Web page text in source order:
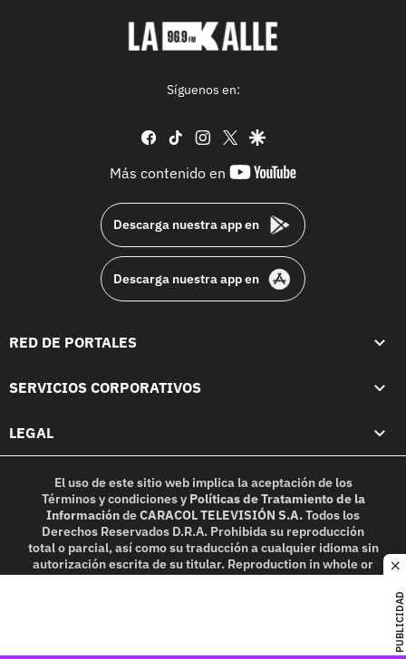
PUBLICIDAD
Síguenos en:
facebook
tiktok instagram
twittergoogle
Más contenido en
youtube-
Descarga nuestra app en
Descarga nuestra app en
RED DE PORTALES
SERVICIOS CORPORATIVOS
LEGAL
El uso de este sitio web implica la aceptación de los
Términos y condicionesy Políticas de Tratamiento de la
InformacióndeCARACOL TELEVISIÓN S.A.Todos los
Derechos Reservados D.R.A. Prohibida su reproducción
total o parcial, así como su traducción a cualquier idioma sin
autorización escrita de su titular. Reproduction in whole or